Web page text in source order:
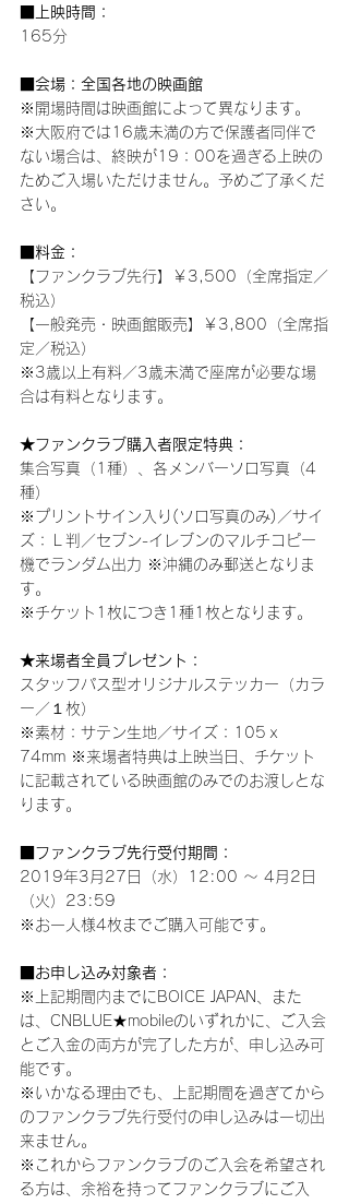
■上映時間：
165分
■会場：全国各地の映画館
※開場時間は映画館によって異なります。
※大阪府では16歳未満の方で保護者同伴で
ない場合は、終映が19：00を過ぎる上映の
ためご入場いただけません。予めご了承くだ
さい。
■料金：
【ファンクラブ先行】￥3,500（全席指定／
税込）
【一般発売・映画館販売】￥3,800（全席指
定／税込）
※3歳以上有料／3歳未満で座席が必要な場
合は有料となります。
★ファンクラブ購入者限定特典：
集合写真（1種）、各メンバーソロ写真（4
種）
※プリントサイン入り(ソロ写真のみ)／サイ
ズ：Ｌ判／セブン-イレブンのマルチコピー
機でランダム出力 ※沖縄のみ郵送となりま
す。
※チケット1枚につき1種1枚となります。
★来場者全員プレゼント：
スタッフパス型オリジナルステッカー（カラ
ー／１枚）
※素材：サテン生地／サイズ：105ｘ
74mm ※来場者特典は上映当日、チケット
に記載されている映画館のみでのお渡しとな
ります。
■ファンクラブ先行受付期間：
2019年3月27日（水）12:00 ～ 4月2日
（火）23:59
※お一人様4枚までご購入可能です。
■お申し込み対象者：
※上記期間内までにBOICE JAPAN、また
は、CNBLUE★mobileのいずれかに、ご入会
とご入金の両方が完了した方が、申し込み可
能です。
※いかなる理由でも、上記期間を過ぎてから
のファンクラブ先行受付の申し込みは一切出
来ません。
※これからファンクラブのご入会を希望され
る方は、余裕を持ってファンクラブにご入